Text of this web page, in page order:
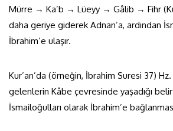
Mürre → Ka’b → Lüeyy → Gâlib → Fihr
daha geriye giderek Adnan’a, ardından
İbrahim’e ulaşır.
Kur’an’da (örneğin, İbrahim Suresi 37)
gelenlerin Kâbe çevresinde yaşadığı
İsmailoğulları olarak İbrahim’e